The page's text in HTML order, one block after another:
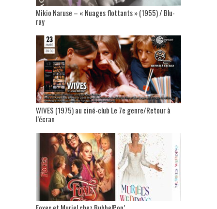
Mikio Naruse – « Nuages flottants » (1955) / Blu-
ray
WIVES (1975) au ciné-club Le 7e genre/Retour à
l’écran